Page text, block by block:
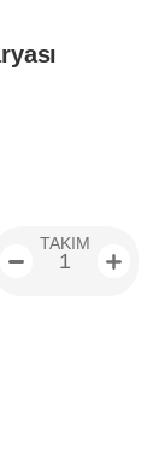
TAKIM